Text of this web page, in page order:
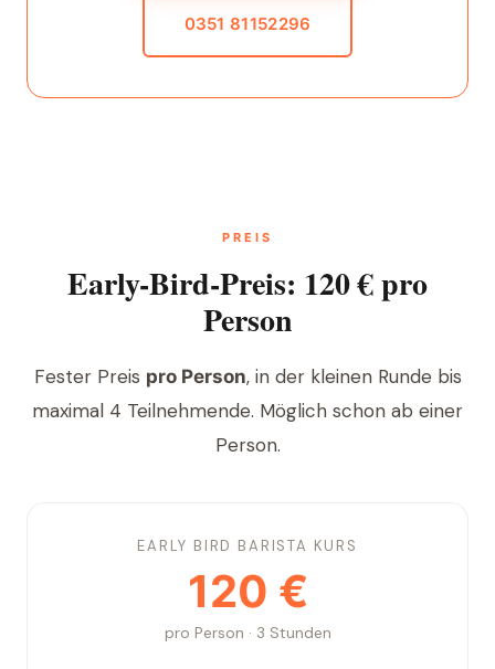
0351 81152296
PREIS
Early-Bird-Preis: 120 € pro
Person
Fester Preis pro Person, in der kleinen Runde bis
maximal 4 Teilnehmende. Möglich schon ab einer
Person.
EARLY BIRD BARISTA KURS
120 €
pro Person · 3 Stunden